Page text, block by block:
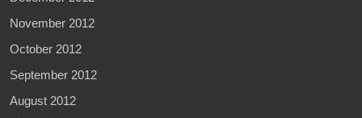
November 2012
October 2012
September 2012
August 2012